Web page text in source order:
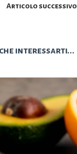
Articolo successivo
interessarti...